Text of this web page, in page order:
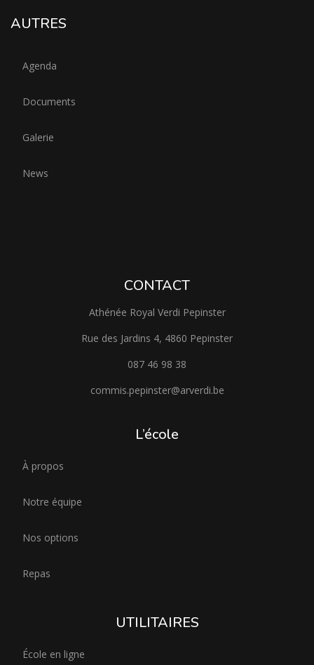
AUTRES
Agenda
Documents
Galerie
News
CONTACT
Athénée Royal Verdi Pepinster
Rue des Jardins 4, 4860 Pepinster
087 46 98 38
commis.pepinster@arverdi.be
L’école
À propos
Notre équipe
Nos options
Repas
UTILITAIRES
École en ligne